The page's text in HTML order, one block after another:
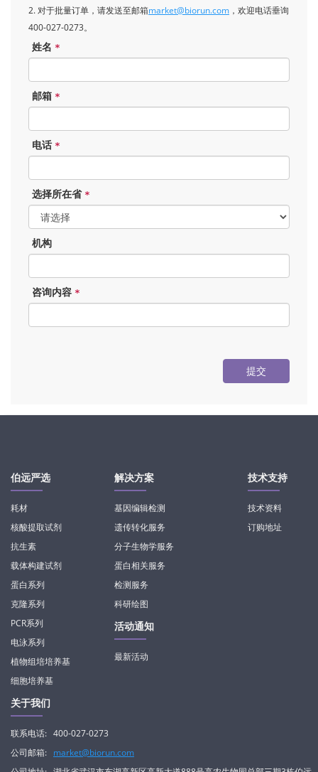
2. 对于批量订单，请发送至邮箱market@biorun.com ，欢迎电话垂询
400-027-0273。
姓名 *
邮箱 *
电话 *
选择所在省 *
机构
咨询内容 *
提交
伯远严选
耗材
核酸提取试剂
抗生素
载体构建试剂
蛋白系列
克隆系列
PCR系列
电泳系列
植物组培培养基
细胞培养基
解决方案
基因编辑检测
遗传转化服务
分子生物学服务
蛋白相关服务
检测服务
科研绘图
技术支持
技术资料
订购地址
活动通知
最新活动
关于我们
联系电话: 400-027-0273
公司邮箱: market@biorun.com